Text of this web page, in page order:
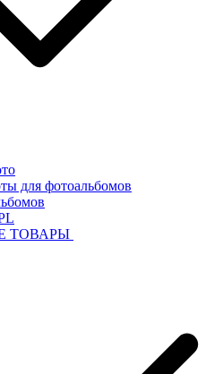
для фотоальбомов
ТОВАРЫ